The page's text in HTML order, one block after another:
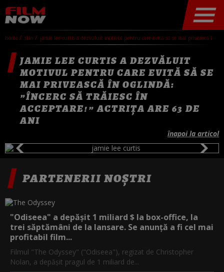
home stiri jamie lee curtis a dezvăluit motivul pentru care evită să se mai privească în oglindă: ”încerc să trăiesc în acceptare!” actrița are 63 de ani
JAMIE LEE CURTIS A DEZVĂLUIT
MOTIVUL PENTRU CARE EVITĂ SĂ SE
MAI PRIVEASCĂ ÎN OGLINDĂ:
”ÎNCERC SĂ TRĂIESC ÎN
ACCEPTARE!” ACTRIȚA ARE 63 DE
ANI
înapoi la articol
PARTENERII NOȘTRI
"Odiseea" a depășit 1 miliard $ la box-office, la
trei săptămâni de la lansare. Se anunță a fi cel mai
profitabil film...
Filmul "The Odyssey" ("Odiseea"), regizat de Christopher
Nolan, a depăşit pragul de 1 miliard de...